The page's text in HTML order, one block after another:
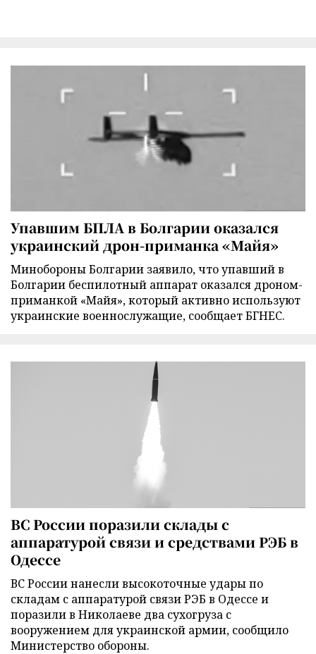
Упавшим БПЛА в Болгарии оказался
украинский дрон-приманка «Майя»
Минобороны Болгарии заявило, что упавший в
Болгарии беспилотный аппарат оказался дроном-
приманкой «Майя», который активно используют
украинские военнослужащие, сообщает БГНЕС.
ВС России поразили склады с
аппаратурой связи и средствами РЭБ в
Одессе
ВС России нанесли высокоточные удары по
складам с аппаратурой связи РЭБ в Одессе и
поразили в Николаеве два сухогруза с
вооружением для украинской армии, сообщило
Министерство обороны.